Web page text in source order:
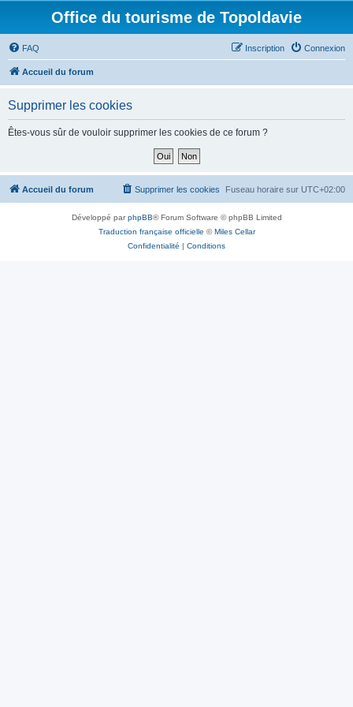
Office du tourisme de Topoldavie
FAQ Connexion
Inscription
Accueil du forum
Supprimer les cookies
Êtes-vous sûr de vouloir supprimer les cookies de ce forum ?
Accueil du forum Fuseau horaire sur UTC+02:00
Supprimer les cookies
Développé parphpBB® Forum Software © phpBB Limited
Traduction française officielle ©Miles Cellar
Confidentialité | Conditions